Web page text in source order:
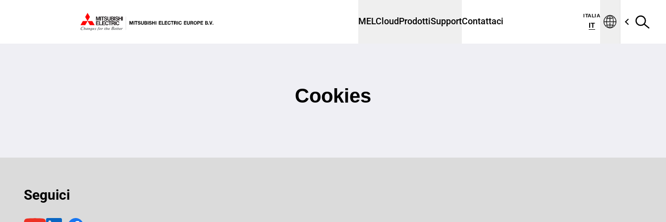
MELCloudProdottiSupportContattaci
ITALIA
IT
Cookies
Seguici